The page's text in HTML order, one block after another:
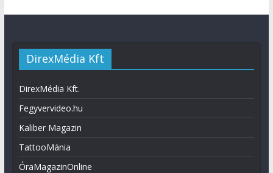
DirexMédia Kft
DirexMédia Kft.
Fegyvervideo.hu
Kaliber Magazin
TattooMánia
ÓraMagazinOnline